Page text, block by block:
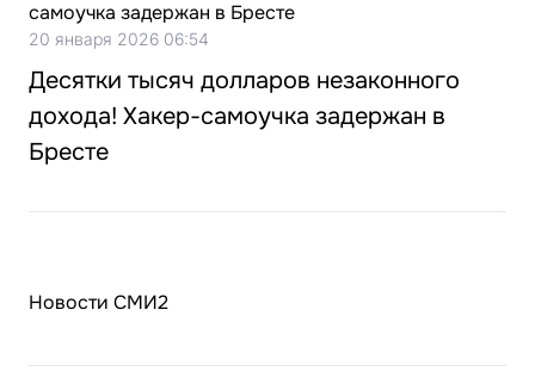
20 января 2026 06:54
Десятки тысяч долларов незаконного
дохода! Хакер-самоучка задержан в
Бресте
Новости СМИ2